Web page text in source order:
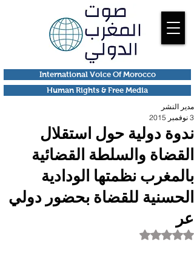
Human Rights & Free Media
International Voice Of Morocco
ندوة دولية حول استقلال
القضاة والسلطة القضائية
بالمغرب نظمتها الودادية
الحسنية للقضاة بحضور دولي
عر
مدير النشر
3 نوفمبر 2015
تم التقييم بـ ليس رقمًا من أصل 5 نجوم.